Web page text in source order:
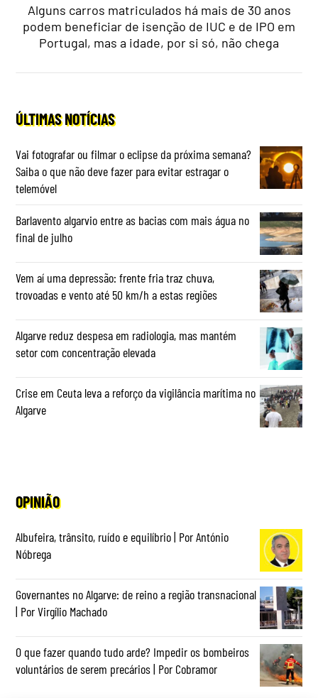
Alguns carros matriculados há mais de 30 anos
podem beneficiar de isenção de IUC e de IPO em
Portugal, mas a idade, por si só, não chega
ÚLTIMAS NOTÍCIAS
Vai fotografar ou filmar o eclipse da próxima semana?
Saiba o que não deve fazer para evitar estragar o
telemóvel
Barlavento algarvio entre as bacias com mais água no
final de julho
Vem aí uma depressão: frente fria traz chuva,
trovoadas e vento até 50 km/h a estas regiões
Algarve reduz despesa em radiologia, mas mantém
setor com concentração elevada
Crise em Ceuta leva a reforço da vigilância marítima no
Algarve
OPINIÃO
Albufeira, trânsito, ruído e equilíbrio | Por António
Nóbrega
Governantes no Algarve: de reino a região transnacional
| Por Virgílio Machado
O que fazer quando tudo arde? Impedir os bombeiros
voluntários de serem precários | Por Cobramor